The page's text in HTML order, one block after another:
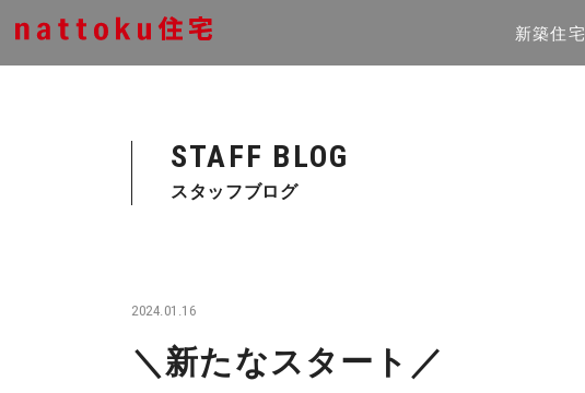
新築住宅
STAFF BLOG
スタッフブログ
2024.01.16
＼新たなスタート／